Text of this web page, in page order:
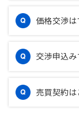
価格交渉
交渉申込
売買契約